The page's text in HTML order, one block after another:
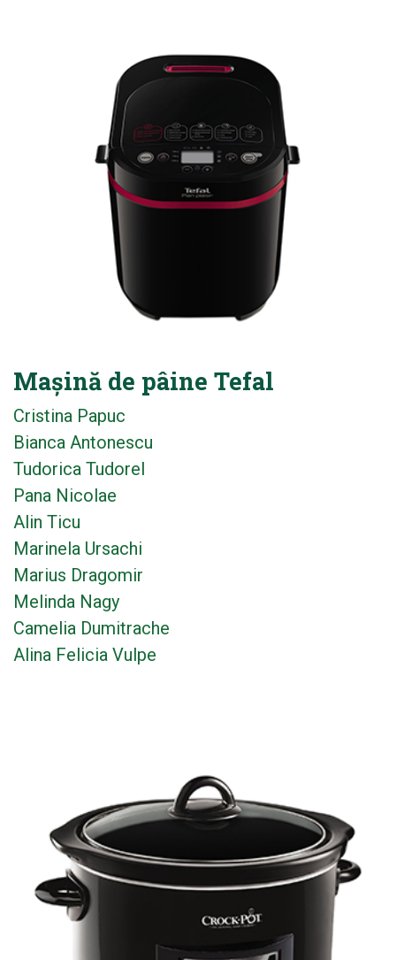
Mașină de pâine Tefal
Cristina Papuc
Bianca Antonescu
Tudorica Tudorel
Pana Nicolae
Alin Ticu
Marinela Ursachi
Marius Dragomir
Melinda Nagy
Camelia Dumitrache
Alina Felicia Vulpe